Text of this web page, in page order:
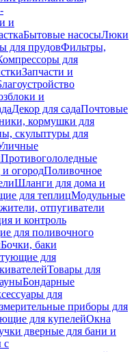
и
Бытовые насосыЛюки
для прудовФильтры,
для
Запчасти и
и
Декор для садаПочтовые
кормушки для
скульптуры для
Противогололедные
огородПоливочное
Шланги для дома и
для теплицМодульные
отпугиватели
и контроль
для поливочного
Бочки, баки
для
Товары для
Бондарные
для
приборы для
для купелейОкна
дверные для бани и
с